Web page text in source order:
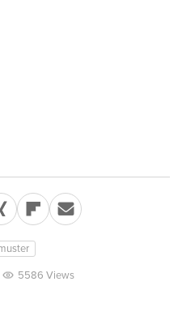
5586 Views